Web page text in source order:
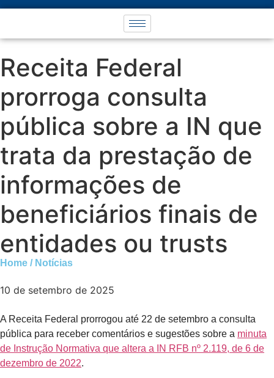
Receita Federal
prorroga consulta
pública sobre a IN que
trata da prestação de
informações de
beneficiários finais de
entidades ou trusts
Home / Notícias
10 de setembro de 2025
A Receita Federal prorrogou até 22 de setembro a consulta
pública para receber comentários e sugestões sobre a minuta
de Instrução Normativa que altera a IN RFB nº 2.119, de 6 de
dezembro de 2022.